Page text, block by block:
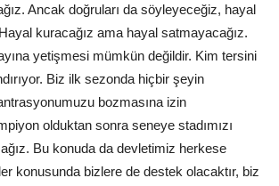
Ancak doğruları da söyleyeceğiz, hayal
kuracağız ama hayal satmayacağız.
ayına yetişmesi mümkün değildir. Kim tersini
Biz ilk sezonda hiçbir şeyin
bozmasına izin
olduktan sonra seneye stadımızı
Bu konuda da devletimiz herkese
konusunda bizlere de destek olacaktır, biz